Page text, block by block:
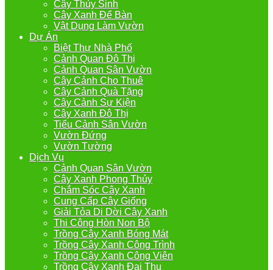
Cây Thủy Sinh
Cây Xanh Để Bàn
Vật Dụng Làm Vườn
Dự Án
Biệt Thự Nhà Phố
Cảnh Quan Đô Thị
Cảnh Quan Sân Vườn
Cây Cảnh Cho Thuê
Cây Cảnh Quà Tặng
Cây Cảnh Sự Kiện
Cây Xanh Đô Thị
Tiểu Cảnh Sân Vườn
Vườn Đứng
Vườn Tường
Dịch Vụ
Cảnh Quan Sân Vườn
Cây Xanh Phong Thủy
Chắm Sóc Cây Xanh
Cung Cấp Cây Giống
Giải Tỏa Di Dời Cây Xanh
Thi Công Hòn Non Bộ
Trồng Cây Xanh Bóng Mát
Trồng Cây Xanh Công Trình
Trồng Cây Xanh Công Viên
Trồng Cây Xanh Đại Thụ